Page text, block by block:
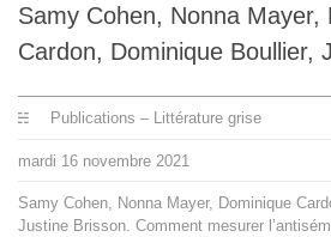
Outils
Séminaire
Samy Cohen, Nonna Mayer,
Cardon, Dominique Boullier,
Publications – Littérature grise
mardi 16 novembre 2021
Samy Cohen, Nonna Mayer, Dominique
Justine Brisson. Comment mesurer